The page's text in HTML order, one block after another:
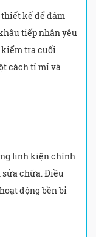
kế để đảm
tiếp nhận yêu
kiểm tra cuối
cách tỉ mỉ và
linh kiện chính
chữa. Điều
động bền bỉ